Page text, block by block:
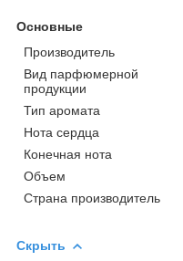
Основные
Производитель
Вид парфюмерной
продукции
Тип аромата
Нота сердца
Конечная нота
Объем
Страна производитель
Скрыть